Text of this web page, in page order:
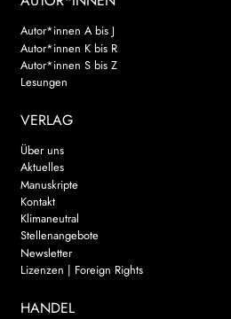
Autor*innen A bis J
Autor*innen K bis R
Autor*innen S bis Z
Lesungen
VERLAG
Über uns
Aktuelles
Manuskripte
Kontakt
Klimaneutral
Stellenangebote
Newsletter
Lizenzen | Foreign Rights
HANDEL